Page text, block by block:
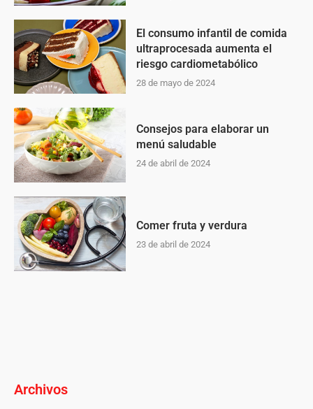
El consumo infantil de comida
ultraprocesada aumenta el
riesgo cardiometabólico
28 de mayo de 2024
Consejos para elaborar un
menú saludable
24 de abril de 2024
Comer fruta y verdura
23 de abril de 2024
Archivos